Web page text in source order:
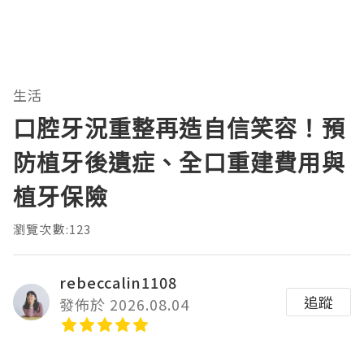
生活
口腔牙況重整再造自信笑容！預
防植牙後遺症、全口重建費用與
植牙保險
瀏覽次數:123
rebeccalin1108
發佈於 2026.08.04
追蹤